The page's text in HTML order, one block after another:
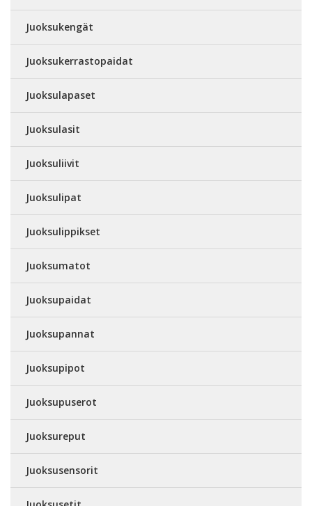
Juoksukengät
Juoksukerrastopaidat
Juoksulapaset
Juoksulasit
Juoksuliivit
Juoksulipat
Juoksulippikset
Juoksumatot
Juoksupaidat
Juoksupannat
Juoksupipot
Juoksupuserot
Juoksureput
Juoksusensorit